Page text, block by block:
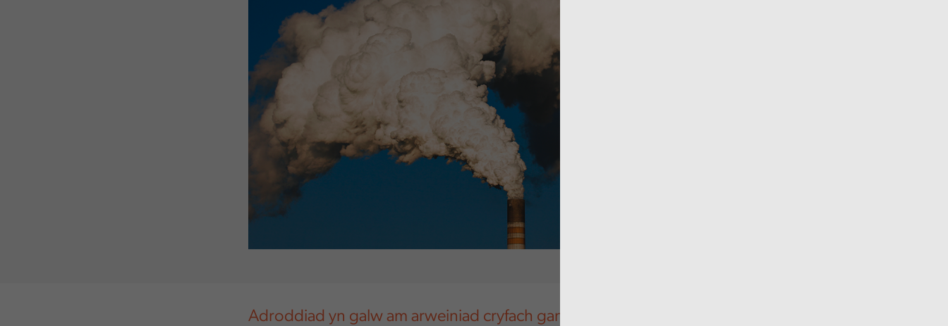
Adroddiad yn galw am arweiniad cryfach gan y sector